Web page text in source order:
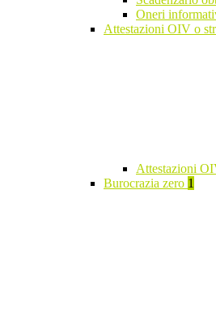
Oneri
Attestazioni OIV o
Attestazioni
Burocrazia zero 1